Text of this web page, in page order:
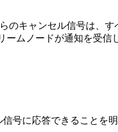
のキャンセル信号は、
ムノードが通知を受信
号に応答できることを明